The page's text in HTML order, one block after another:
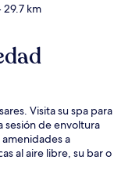
29.7 km
Visita su spa para
sesión de envoltura
a
al aire libre, su bar o